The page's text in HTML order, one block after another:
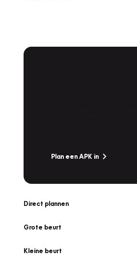
Plan een APK in
Direct plannen
Grote beurt
Kleine beurt